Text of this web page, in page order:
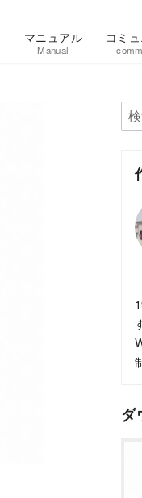
マニュアル
Manual
コミ
ダ